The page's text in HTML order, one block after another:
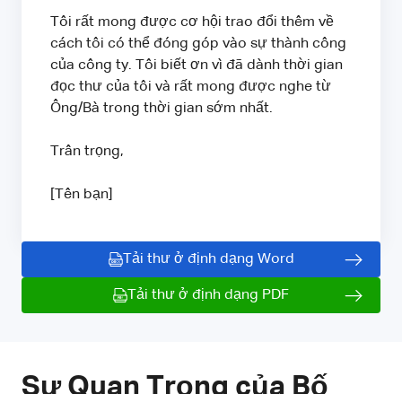
Tôi rất mong được cơ hội trao đổi thêm về
cách tôi có thể đóng góp vào sự thành công
của công ty. Tôi biết ơn vì đã dành thời gian
đọc thư của tôi và rất mong được nghe từ
Ông/Bà trong thời gian sớm nhất.
Trân trọng,
[Tên bạn]
Tải thư ở định dạng Word
Tải thư ở định dạng PDF
Sự Quan Trọng của Bố